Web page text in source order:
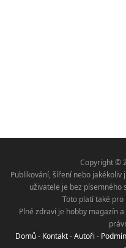
Copyright ©
Publikování, šíření nebo
uživatele je bez písemného
Toto platí také pro
Plné zdraví je hobby magazín
Domů- Kontakt-Autoři -